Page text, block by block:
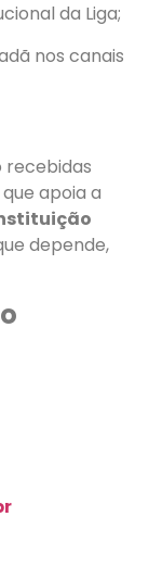
da Liga;
nos canais
recebidas
apoia a
depende,